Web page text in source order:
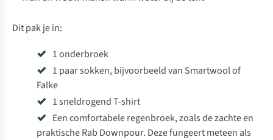
Dit pak je in:
1 onderbroek
1 paar sokken, bijvoorbeeld van Smartwool of
Falke
1 sneldrogend T-shirt
Een comfortabele regenbroek, zoals de zachte en
praktischeRab Downpour. Deze fungeert meteen als